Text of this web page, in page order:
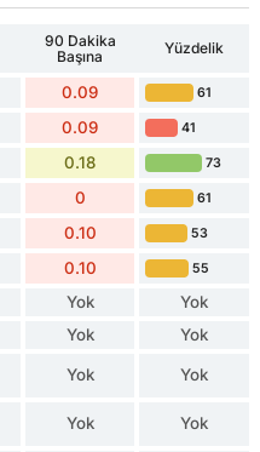
90 Dakika
Başına
Yüzdelik
0.09 61
0.09 41
0.18 73
0 61
0.10 53
0.10 55
Yok Yok
Yok Yok
Yok Yok
Yok Yok